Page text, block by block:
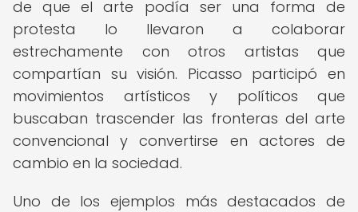
de que el arte podía ser una forma de
protesta lo llevaron a colaborar
estrechamente con otros artistas que
compartían su visión. Picasso participó en
movimientos artísticos y políticos que
buscaban trascender las fronteras del arte
convencional y convertirse en actores de
cambio en la sociedad.
Uno de los ejemplos más destacados de